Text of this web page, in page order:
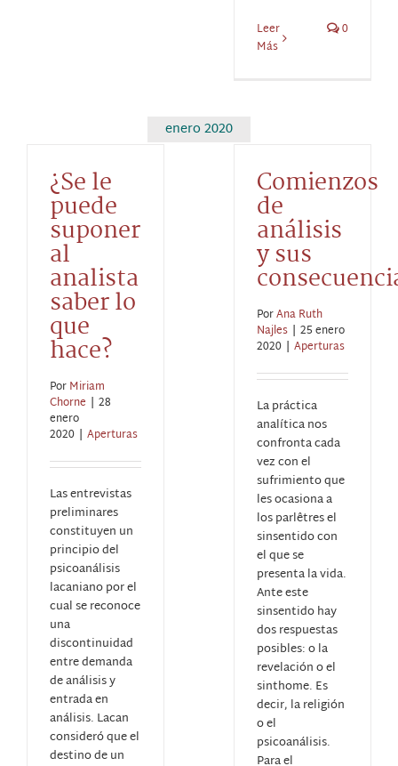
Leer
Más
0
enero 2020
¿Se le
puede
suponer
al
analista
saber lo
que
hace?
PorMiriam
Chorne | 28
enero
2020 | Aperturas
Las entrevistas
preliminares
constituyen un
principio del
psicoanálisis
lacaniano por el
cual se reconoce
una
discontinuidad
entre demanda
de análisis y
entrada en
análisis. Lacan
consideró que el
destino de un
Comienzos
de
análisis
y sus
PorAna Ruth
Najles | 25 enero
2020 | Aperturas
La práctica
analítica nos
confronta cada
vez con el
sufrimiento que
les ocasiona a
los parlêtres el
sinsentido con
el que se
presenta la vida.
Ante este
sinsentido hay
dos respuestas
posibles: o la
revelación o el
sinthome. Es
decir, la religión
o el
psicoanálisis.